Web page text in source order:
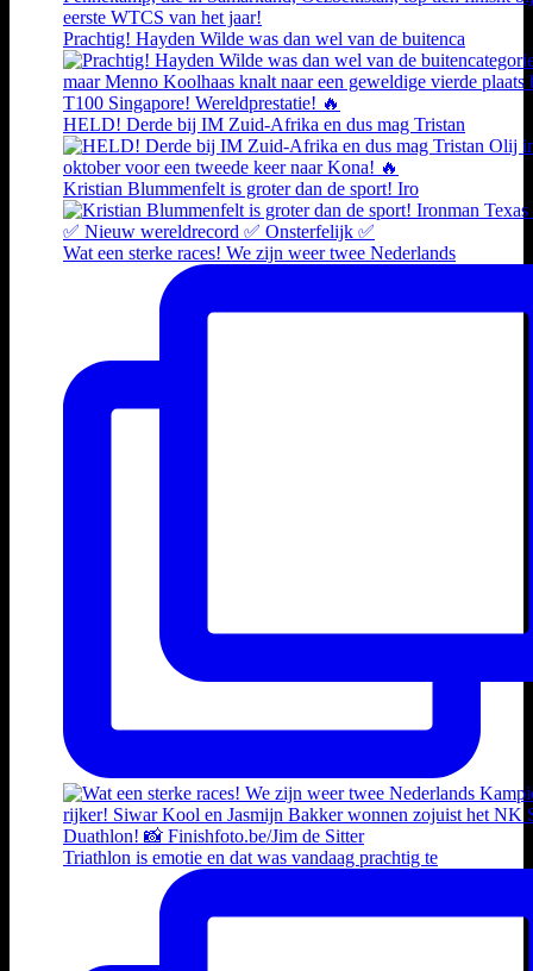
Prachtig! Hayden Wilde was dan wel van de buitenca
HELD! Derde bij IM Zuid-Afrika en dus mag Tristan
Kristian Blummenfelt is groter dan de sport! Iro
Wat een sterke races! We zijn weer twee Nederlands
Triathlon is emotie en dat was vandaag prachtig te